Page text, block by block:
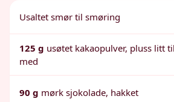
Usaltet smør til smøring
125 g usøtet kakaopulver, pluss litt
med
90 g mørk sjokolade, hakket